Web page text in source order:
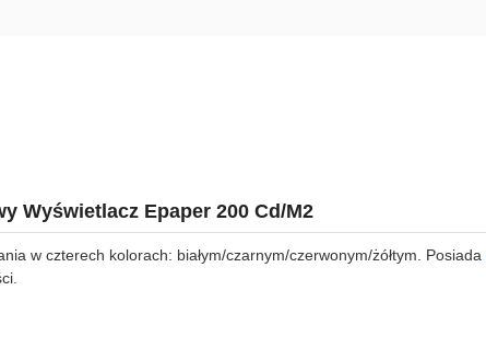
Wyświetlacz Epaper 200 Cd/M2
w czterech kolorach: białym/czarnym/czerwonym/żółtym. Posiada